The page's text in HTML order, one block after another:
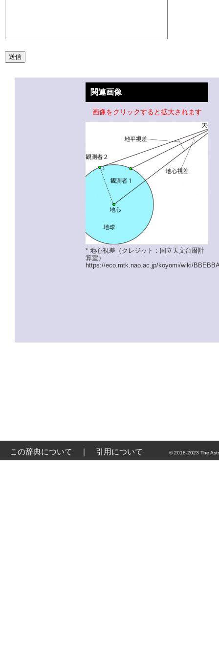
関連画像
画像をクリックすると拡大されます
* 地心視差（クレジット：国立天文台暦計
算室）
https://eco.mtk.nao.ac.jp/koyomi/wiki/
この辞典について 引用について © 2018-2023 The